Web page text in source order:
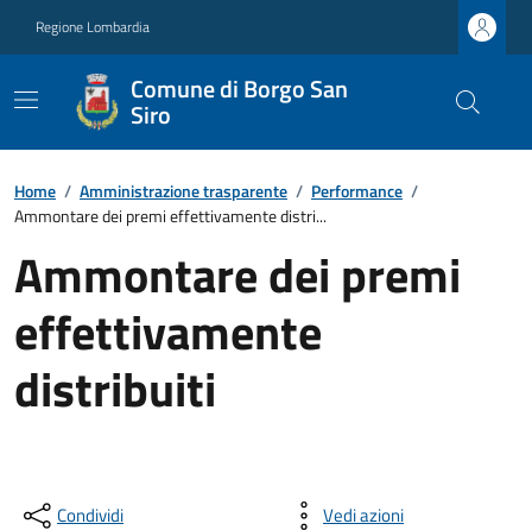
Regione Lombardia
Comune di Borgo San
Siro
Home / Amministrazione trasparente / Performance /
Ammontare dei premi effettivamente distri...
Ammontare dei premi
effettivamente
distribuiti
Condividi Vedi azioni